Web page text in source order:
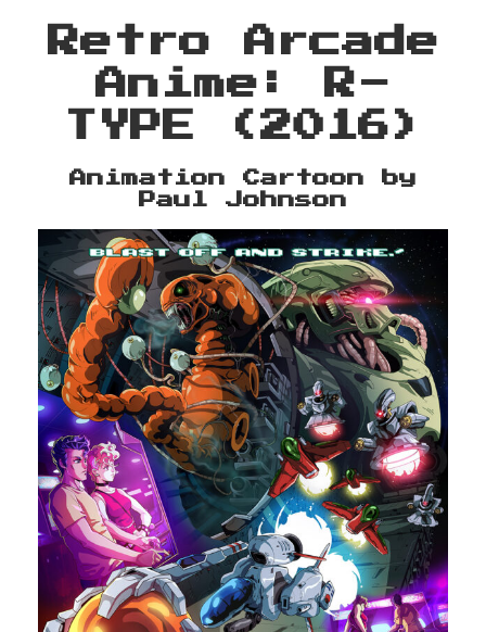
Retro Arcade
Anime: R-
TYPE (2016)
Animation Cartoon by
Paul Johnson